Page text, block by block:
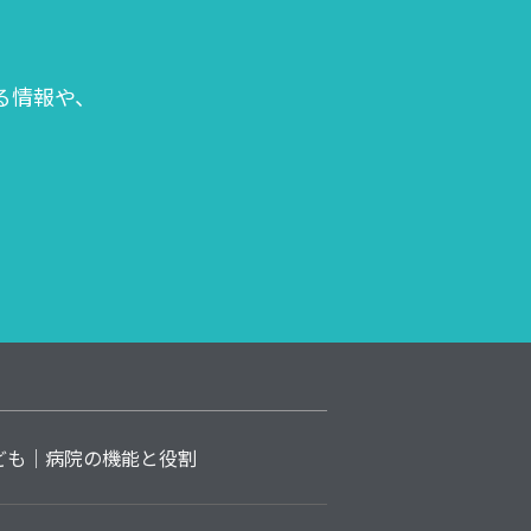
報や、
も 病院の機能と役割